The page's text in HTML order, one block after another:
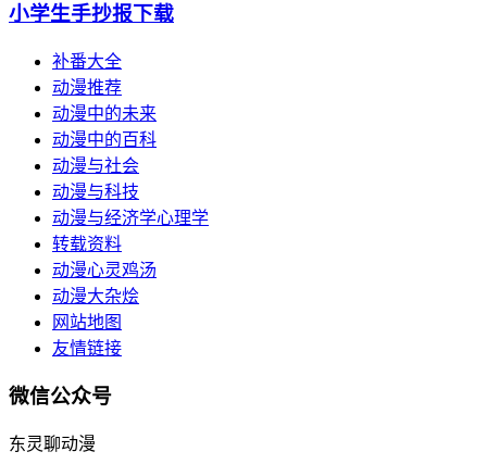
小学生手抄报下载
补番大全
动漫推荐
动漫中的未来
动漫中的百科
动漫与社会
动漫与科技
动漫与经济学心理学
转载资料
动漫心灵鸡汤
动漫大杂烩
网站地图
友情链接
微信公众号
东灵聊动漫